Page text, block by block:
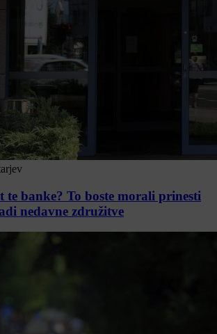
te banke? To boste morali prinesti
nedavne združitve